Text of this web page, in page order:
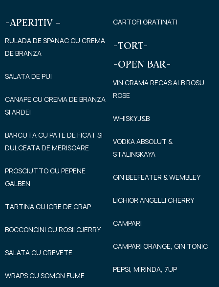
-APERITIV –
RULADA DE SPANAC CU CREMA
DE BRANZA
SALATA DE PUI
CANAPE CU CREMA DE BRANZA
SI ARDEI
BARCUTA CU PATE DE FICAT SI
DULCEATA DE MERISOARE
PROSCIUTTO CU PEPENE
GALBEN
TARTINA CU ICRE DE CRAP
BOCCONCINI CU ROSII CJERRY
SALATA CU CREVETE
WRAPS CU SOMON FUME
CARTOFI GRATINATI
-TORT-
-OPEN BAR-
VIN CRAMA RECAS ALB ROSU
ROSE
WHISKY J&B
VODKA ABSOLUT &
STALINSKAYA
GIN BEEFEATER & WEMBLEY
LICHIOR ANGELLI CHERRY
CAMPARI
CAMPARI ORANGE, GIN TONIC
PEPSI, MIRINDA, 7UP